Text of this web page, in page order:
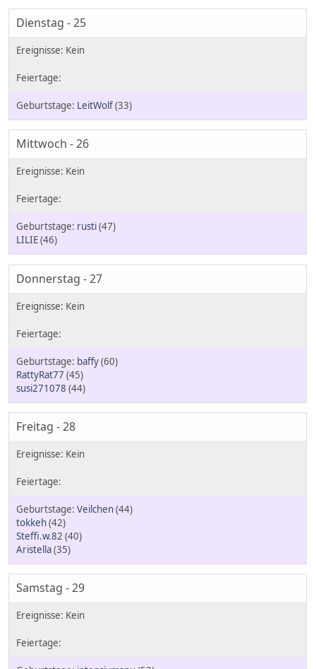
Dienstag - 25
LeitWolf(33)
Mittwoch - 26
rusti(47)
LILIE(46)
Donnerstag - 27
baffy(60)
RattyRat77 (45)
susi271078 (44)
Freitag - 28
Veilchen(44)
tokkeh(42)
Steffi.w.82 (40)
Aristella(35)
Samstag - 29